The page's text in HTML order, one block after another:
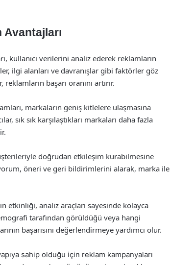
kullanıcı verilerini analiz ederek reklamların
ilgi alanları ve davranışlar gibi faktörler göz
başarı oranını artırır.
markaların geniş kitlelere ulaşmasına
sık sık karşılaştıkları markaları daha fazla
doğrudan etkileşim kurabilmesine
yorum, öneri ve geri bildirimlerini alarak, marka ile
etkinliği, analiz araçları sayesinde kolayca
tarafından görüldüğü veya hangi
başarısını değerlendirmeye yardımcı olur.
sahip olduğu için reklam kampanyaları